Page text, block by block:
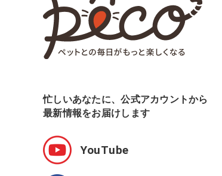
忙しいあなたに、公式アカウントから
最新情報をお届けします
YouTube